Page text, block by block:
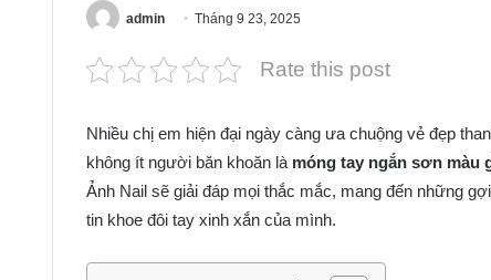
admin Tháng 9 23, 2025
Rate this post
Nhiều chị em hiện đại ngày càng ưa chuộng vẻ đẹp
không ít người băn khoăn là móng tay ngắn sơn màu
Ảnh Nail sẽ giải đáp mọi thắc mắc, mang đến những
tin khoe đôi tay xinh xắn của mình.